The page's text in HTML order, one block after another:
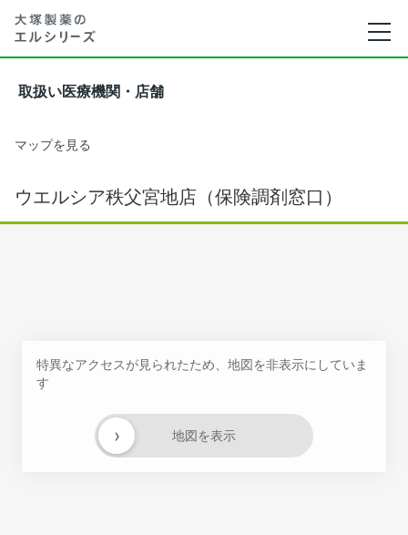
取扱い医療機関・店舗
マップを見る
ウエルシア秩父宮地店（保険調剤窓口）
特異なアクセスが見られたため、地図を非表示にしていま
す
地図を表示
›